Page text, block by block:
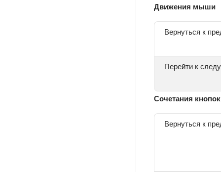
Движения мыши
Вернуться к
Перейти к
Сочетания кнопок
Вернуться к